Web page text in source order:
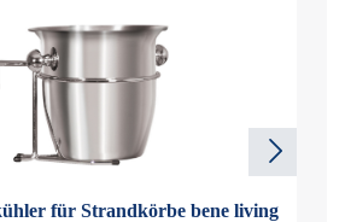
für Strandkörbe bene living